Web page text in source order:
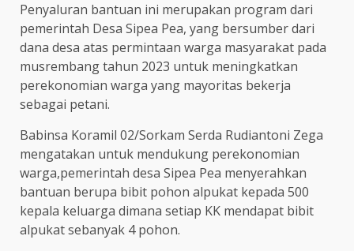
Penyaluran bantuan ini merupakan program dari
pemerintah Desa Sipea Pea, yang bersumber dari
dana desa atas permintaan warga masyarakat pada
musrembang tahun 2023 untuk meningkatkan
perekonomian warga yang mayoritas bekerja
sebagai petani.
Babinsa Koramil 02/Sorkam Serda Rudiantoni Zega
mengatakan untuk mendukung perekonomian
warga,pemerintah desa Sipea Pea menyerahkan
bantuan berupa bibit pohon alpukat kepada 500
kepala keluarga dimana setiap KK mendapat bibit
alpukat sebanyak 4 pohon.